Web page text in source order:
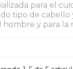
para el
tipo de cabello
hombre y para la